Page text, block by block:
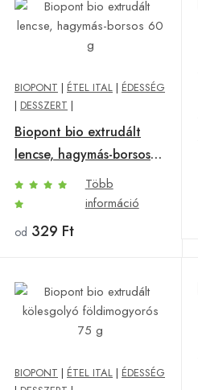
BIOPONT | ÉTEL ITAL | ÉDESSÉG
| DESSZERT |
Biopont bio extrudált
lencse, hagymás-borsos
60 g
Több
információ
od 329 Ft
BIOPONT | ÉTEL ITAL | ÉDESSÉG